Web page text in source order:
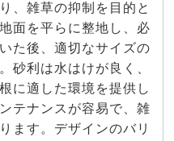
、雑草の抑制を目的と
面を平らに整地し、必
た後、適切なサイズの
砂利は水はけが良く、
に適した環境を提供し
テナンスが容易で、雑
ます。デザインのバリ